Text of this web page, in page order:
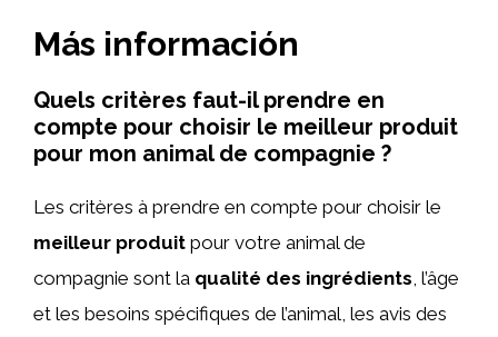
Más información
Quels critères faut-il prendre en
compte pour choisir le meilleur produit
pour mon animal de compagnie ?
Les critères à prendre en compte pour choisir le
meilleur produit pour votre animal de
compagnie sont la qualité des ingrédients, l’âge
et les besoins spécifiques de l’animal, les avis des